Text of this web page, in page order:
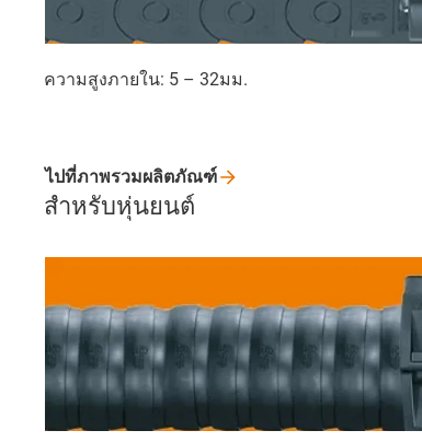
ความสูงภายใน: 5 – 32มม.
สำหรับหุ่นยนต์
ไปที่ภาพรวมผลิตภัณฑ์